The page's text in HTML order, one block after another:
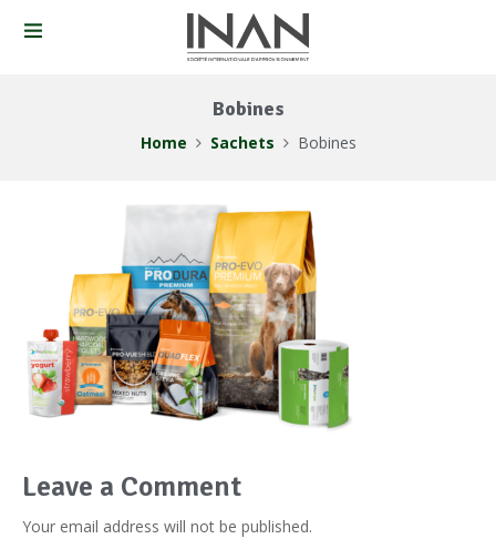
Bobines
Home Sachets Bobines
Leave a Comment
Your email address will not be published.